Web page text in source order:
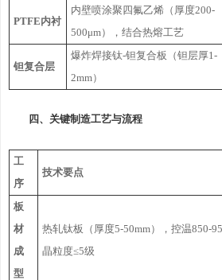
PTFE内衬
内壁喷涂聚四氟乙烯（厚度200-
500μm），结合热熔工艺
钽复合层
爆炸焊接钛-钽复合板（钽层厚1-
2mm）
四、关键制造工艺与流程
工
序
技术要点
板
材
成
型
热轧钛板（厚度5-50mm），控温850-
晶粒度≤5级